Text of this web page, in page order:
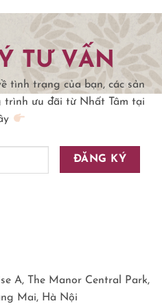
TƯ VẤN
tình trạng của bạn, các sản
trình ưu đãi từ Nhất Tâm tại
A, The Manor Central Park,
Mai, Hà Nội